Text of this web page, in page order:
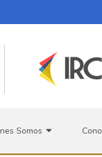
Somos